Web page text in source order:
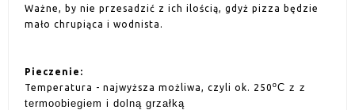
Ważne, by nie przesadzić z ich ilością, gdyż pizza będzie
mało chrupiąca i wodnista.
Pieczenie:
Temperatura - najwyższa możliwa, czyli ok. 250ºC z z
termoobiegiem i dolną grzałką